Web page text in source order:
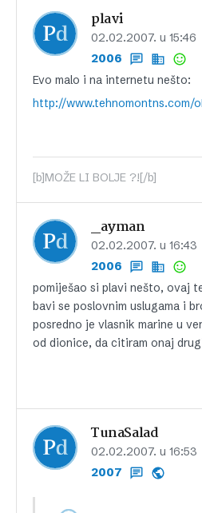
plavi
02.02.2007. u 15:46
2006
Evo malo i na internetu nešto:
http://www.tehnomontns.com/
[b]MOŽE LI BOLJE ?![/b]
_ayman
02.02.2007. u 16:43
2006
pomiješao si plavi nešto, ovaj
bavi se poslovnim uslugama i
posredno je vlasnik marine u
od dionice, da citiram onaj
TunaSalad
02.02.2007. u 16:53
2007